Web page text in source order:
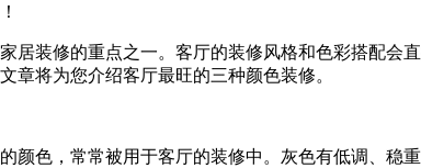
居装修的重点之一。客厅的装修风格和色彩搭配
章将为您介绍客厅最旺的三种颜色装修。
颜色，常常被用于客厅的装修中。灰色有低调、